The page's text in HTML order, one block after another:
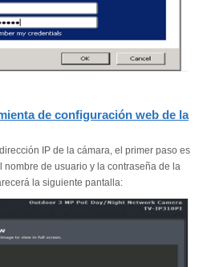
de configuración web de la
IP de la cámara, el primer paso es
de usuario y la contraseña de la
la siguiente pantalla: